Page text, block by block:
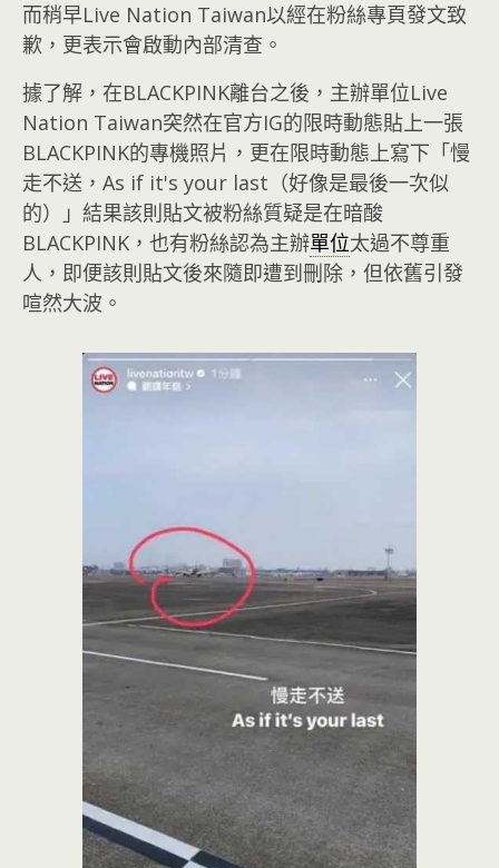
而稍早Live Nation Taiwan以經在粉絲專頁發文致
歉，更表示會啟動內部清查。
據了解，在BLACKPINK離台之後，主辦單位Live
Nation Taiwan突然在官方IG的限時動態貼上一張
BLACKPINK的專機照片，更在限時動態上寫下「慢
走不送，As if it's your last（好像是最後一次似
的）」結果該則貼文被粉絲質疑是在暗酸
BLACKPINK，也有粉絲認為主辦單位太過不尊重
人，即便該則貼文後來隨即遭到刪除，但依舊引發
喧然大波。